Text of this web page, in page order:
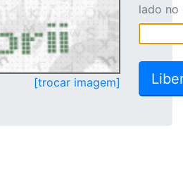
[trocar imagem]
lado no